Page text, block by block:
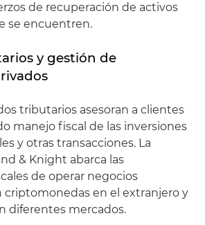
de recuperación de activos
se encuentren.
y gestión de
tributarios asesoran a clientes
manejo fiscal de las inversiones
y otras transacciones. La
& Knight abarca las
de operar negocios
criptomonedas en el extranjero y
diferentes mercados.